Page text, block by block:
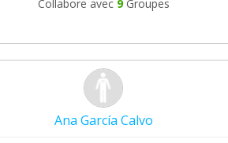
Collabore avec 9 Groupes
Ana García Calvo